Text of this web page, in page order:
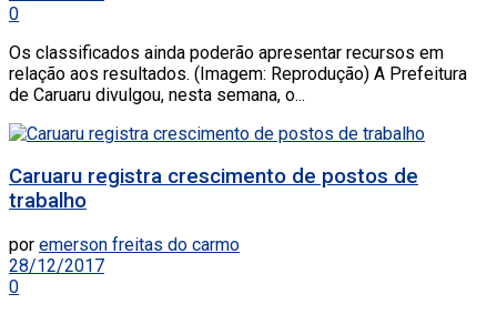
0
Os classificados ainda poderão apresentar recursos em
relação aos resultados. (Imagem: Reprodução) A Prefeitura
de Caruaru divulgou, nesta semana, o...
Caruaru registra crescimento de postos de
trabalho
por emerson freitas do carmo
28/12/2017
0